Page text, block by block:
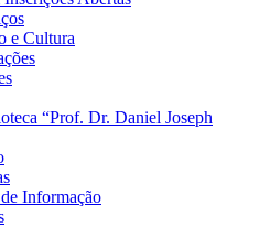
e Cultura
“Prof. Dr. Daniel Joseph
Informação